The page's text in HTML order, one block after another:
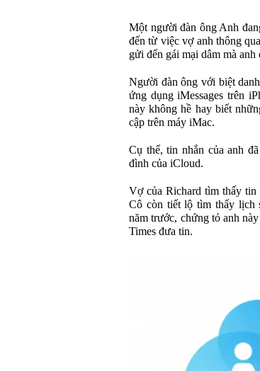
Một người đàn ông Anh
đến từ việc vợ anh thông
gửi đến gái mại dâm mà anh
Người đàn ông với biệt
ứng dụng iMessages trên
này không hề hay biết
cập trên máy iMac.
Cụ thể, tin nhắn của anh
đình của iCloud.
Vợ của Richard tìm thấy tin
Cô còn tiết lộ tìm thấy lịch
năm trước, chứng tỏ anh
Times đưa tin.